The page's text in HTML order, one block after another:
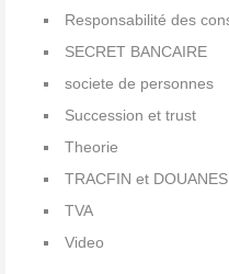
Responsabilité des
SECRET BANCAIRE
societe de personnes
Succession et trust
Theorie
TRACFIN et DOUANES
TVA
Video